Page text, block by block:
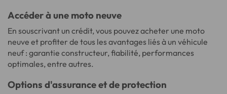
Accéder à une moto neuve
En souscrivant un crédit, vous pouvez acheter une moto
neuve et profiter de tous les avantages liés à un véhicule
neuf : garantie constructeur, fiabilité, performances
optimales, entre autres.
Options d'assurance et de protection